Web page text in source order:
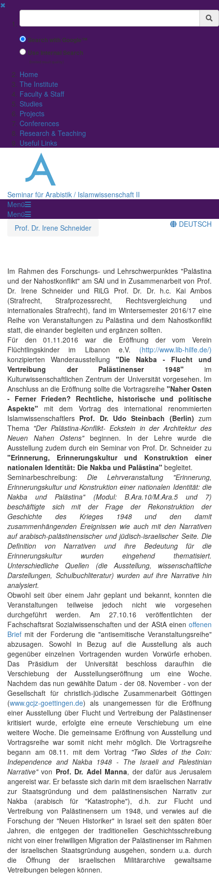
✖
Suchbegriff
Search with Google™
Use Internal Search
(limited result quality)
Home
The Institute
Faculty & Staff
Studies
Projects
Conferences
Research & Teaching
Useful Links
Seminar für Arabistik / Islamwissenschaft II
Menü
Menü
Prof. Dr. Irene Schneider
DEUTSCH
Im Rahmen des Forschungs- und Lehrschwerpunktes "Palästina
und der Nahostkonflikt" am SAI und in Zusammenarbeit von Prof.
Dr. Irene Schneider und RiLG Prof. Dr. Dr. h.c. Kai Ambos
(Strafrecht, Strafprozessrecht, Rechtsvergleichung und
internationales Strafrecht), fand im Wintersemester 2016/17 eine
Reihe von Veranstaltungen zu Palästina und dem Nahostkonflikt
statt, die einander begleiten und ergänzen sollten.
Für den 01.11.2016 war die Eröffnung der vom Verein
Flüchtlingskinder im Libanon e.V. (http://www.lib-hilfe.de/)
konzipierten Wanderausstellung "Die Nakba - Flucht und
Vertreibung der Palästinenser 1948" im
Kulturwissenschaftlichen Zentrum der Universität vorgesehen. Im
Anschluss an die Eröffnung sollte die Vortragsreihe "Naher Osten
- Ferner Frieden? Rechtliche, historische und politische
Aspekte" mit dem Vortrag des international renommierten
Islamwissenschaftlers Prof. Dr. Udo Steinbach (Berlin) zum
Thema "Der Palästina-Konflikt- Eckstein in der Architektur des
Neuen Nahen Ostens"beginnen. In der Lehre wurde die
Ausstellung zudem durch ein Seminar von Prof. Dr. Schneider zu
"Erinnerung, Erinnerungskultur und Konstruktion einer
nationalen Identität: Die Nakba und Palästina" begleitet.
Seminarbeschreibung: Die Lehrveranstaltung "Erinnerung,
Erinnerungskultur und Konstruktion einer nationalen Identität: die
Nakba und Palästina" (Modul: B.Ara.10/M.Ara.5 und 7)
beschäftigte sich mit der Frage der Rekonstruktion der
Geschichte des Krieges 1948 und den damit
zusammenhängenden Ereignissen wie auch mit den Narrativen
auf arabisch-palästinensischer und jüdisch-israelischer Seite. Die
Definition von Narrativen und ihre Bedeutung für die
Erinnerungskultur wurden eingehend thematisiert.
Unterschiedliche Quellen (die Ausstellung, wissenschaftliche
Darstellungen, Schulbuchliteratur) wurden auf ihre Narrative hin
analysiert.
Obwohl seit über einem Jahr geplant und bekannt, konnten die
Veranstaltungen teilweise jedoch nicht wie vorgesehen
durchgeführt werden. Am 27.10.16 veröffentlichten der
Fachschaftsrat Sozialwissenschaften und der AStA einen offenen
Brief mit der Forderung die "antisemitische Veranstaltungsreihe"
abzusagen. Sowohl in Bezug auf die Ausstellung als auch
gegenüber einzelnen Vortragenden wurden Vorwürfe erhoben.
Das Präsidium der Universität beschloss daraufhin die
Verschiebung der Ausstellungseröffnung um eine Woche.
Nachdem das nun gewählte Datum - der 08. November - von der
Gesellschaft für christlich-jüdische Zusammenarbeit Göttingen
(www.gcjz-goettingen.de) als unangemessen für die Eröffnung
einer Ausstellung über Flucht und Vertreibung der Palästinenser
kritisiert wurde, erfolgte eine erneute Verschiebung um eine
weitere Woche. Die gemeinsame Eröffnung von Ausstellung und
Vortragsreihe war somit nicht mehr möglich. Die Vortragsreihe
begann am 08.11. mit dem Vortrag "Two Sides of the Coin:
Independence and Nakba 1948 - The Israeli and Palestinian
Narrative"von Prof. Dr. Adel Manna, der dafür aus Jerusalem
angereist war. Er befasste sich darin mit dem israelischen Narrativ
zur Staatsgründung und dem palästinensischen Narrativ zur
Nakba (arabisch für "Katastrophe"), d.h. zur Flucht und
Vertreibung von Palästinensern um 1948, und verwies auf die
Forschung der "Neuen Historiker" in Israel seit den späten 80er
Jahren, die entgegen der traditionellen Geschichtsschreibung
nicht von einer freiwilligen Migration der Palästinenser im Rahmen
der israelischen Staatsgründung ausgehen, sondern u.a. durch
die Öffnung der israelischen Militärarchive gewaltsame
Vetreibungen belegen können.